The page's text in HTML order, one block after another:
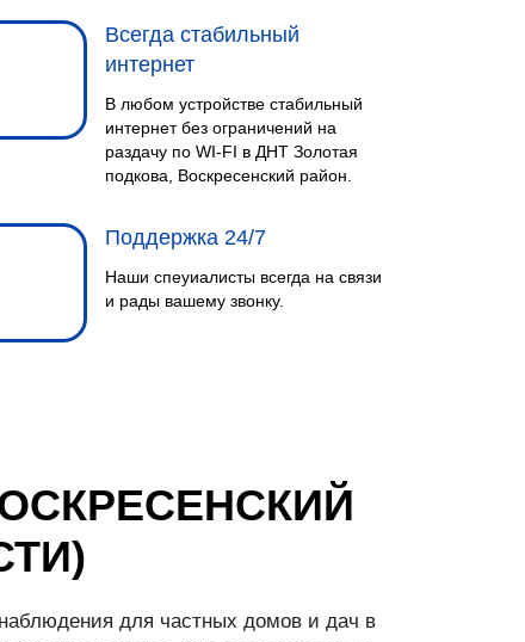
Всегда стабильный
интернет
В любом устройстве стабильный
интернет без ограничений на
раздачу по WI-FI в ДНТ Золотая
подкова, Воскресенский район.
Поддержка 24/7
Наши спеуиалисты всегда на связи
и рады вашему звонку.
для частных домов и дач в